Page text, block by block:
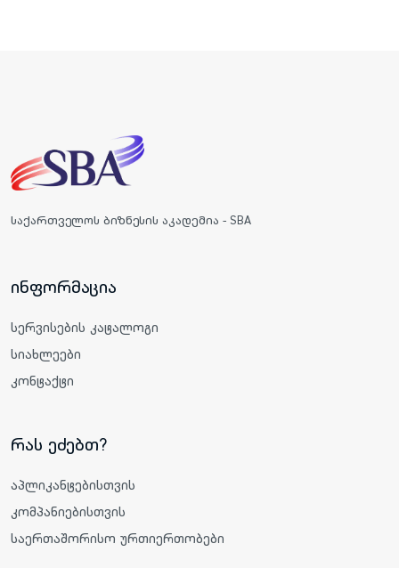
საქართველოს ბიზნესის აკადემია - SBA
ინფორმაცია
სერვისების კატალოგი
სიახლეები
კონტაქტი
რას ეძებთ?
აპლიკანტებისთვის
კომპანიებისთვის
საერთაშორისო ურთიერთობები